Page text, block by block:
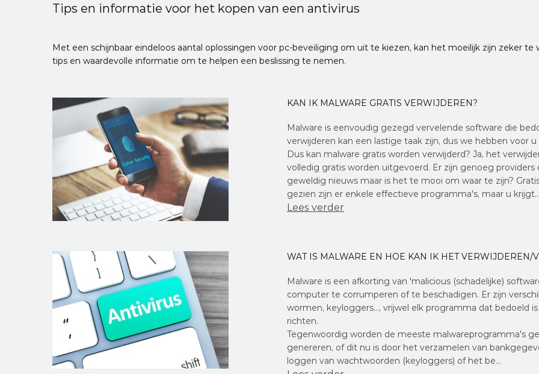
Tips en informatie voor het kopen van een antivirus
Met een schijnbaar eindeloos aantal oplossingen voor pc-beveiliging om uit te kiezen, kan het moeilijk zijn zeker
tips en waardevolle informatie om te helpen een beslissing te nemen.
KAN IK MALWARE GRATIS VERWIJDEREN?
Malware is eenvoudig gezegd vervelende software die
verwijderen kan een lastige taak zijn, dus we hebben voor
Dus kan malware gratis worden verwijderd? Ja, het
volledig gratis worden uitgevoerd. Er zijn genoeg
geweldig nieuws maar is het te mooi om waar te zijn?
gezien zijn er enkele effectieve programma's, maar u krijgt…
Lees verder
WAT IS MALWARE EN HOE KAN IK HET VERWIJDEREN/
Malware is een afkorting van 'malicious (schadelijke)
computer te corrumperen of te beschadigen. Er zijn
wormen, keyloggers..., vrijwel elk programma dat bedoeld
richten.
Tegenwoordig worden de meeste malwareprogramma's
genereren, of dit nu is door het verzamelen van
loggen van wachtwoorden (keyloggers) of het be…